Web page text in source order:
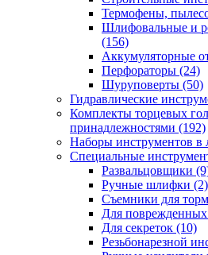
Термофены,
Шлифовальные и
(156)
Аккумуляторные
Перфораторы (24)
Шуруповерты (50)
Гидравлические
Комплекты торцевых
принадлежностями (192)
Наборы инструментов в
Специальные
Развальцовщики
Ручные шлифки (2)
Съемники для
Для
Для секреток (10)
Резьбонарезной